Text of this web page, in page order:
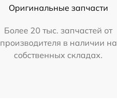
Оригинальные запчасти
Более 20 тыс. запчастей от
производителя в наличии на
собственных складах.